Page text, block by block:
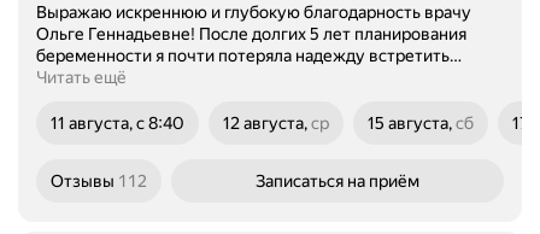
Выражаю искреннюю и глубокую благодарность врачу
Ольге Геннадьевне! После долгих 5 лет планирования
беременности я почти потеряла надежду встретить…
Читать ещё
11 августа, с 8:40 12 августа,ср
15 августа,сб
17
Отзывы 112 Записаться на приём